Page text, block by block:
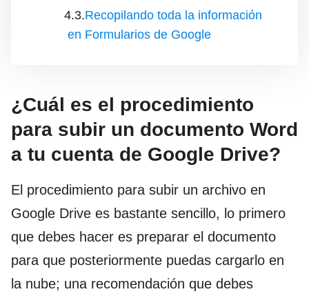
Recopilando toda la información
en Formularios de Google
¿Cuál es el procedimiento
para subir un documento Word
a tu cuenta de Google Drive?
El procedimiento para subir un archivo en
Google Drive es bastante sencillo, lo primero
que debes hacer es preparar el documento
para que posteriormente puedas cargarlo en
la nube; una recomendación que debes